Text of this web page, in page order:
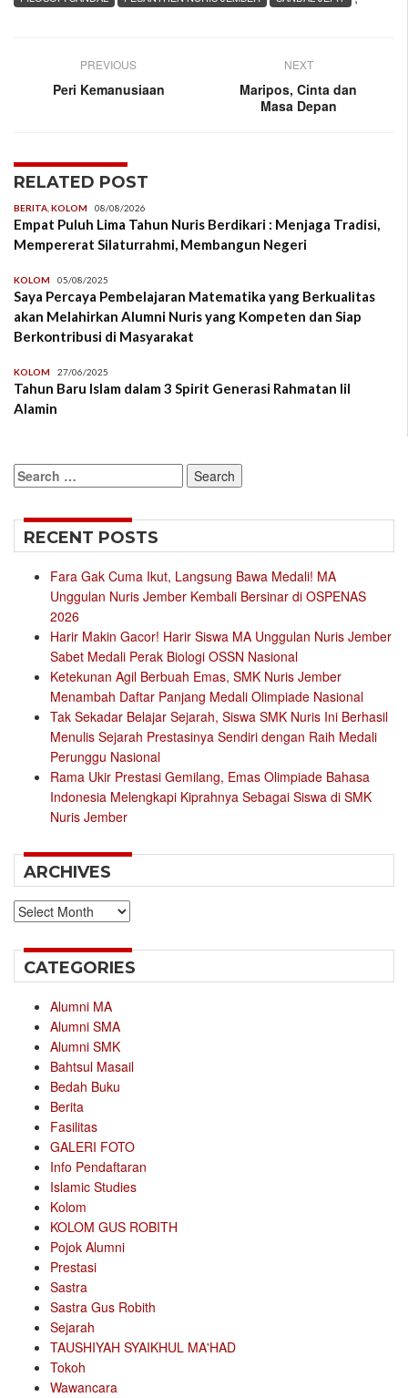
PREVIOUS
Peri Kemanusiaan
NEXT
Maripos, Cinta dan
Masa Depan
RELATED POST
BERITA KOLOM 08/08/2026
Empat Puluh Lima Tahun Nuris Berdikari : Menjaga Tradisi,
Mempererat Silaturrahmi, Membangun Negeri
KOLOM 05/08/2025
Saya Percaya Pembelajaran Matematika yang Berkualitas
akan Melahirkan Alumni Nuris yang Kompeten dan Siap
Berkontribusi di Masyarakat
KOLOM 27/06/2025
Tahun Baru Islam dalam 3 Spirit Generasi Rahmatan lil
Alamin
Search
for:
RECENT POSTS
Fara Gak Cuma Ikut, Langsung Bawa Medali! MA
Unggulan Nuris Jember Kembali Bersinar di OSPENAS
2026
Harir Makin Gacor! Harir Siswa MA Unggulan Nuris Jember
Sabet Medali Perak Biologi OSSN Nasional
Ketekunan Agil Berbuah Emas, SMK Nuris Jember
Menambah Daftar Panjang Medali Olimpiade Nasional
Tak Sekadar Belajar Sejarah, Siswa SMK Nuris Ini Berhasil
Menulis Sejarah Prestasinya Sendiri dengan Raih Medali
Perunggu Nasional
Rama Ukir Prestasi Gemilang, Emas Olimpiade Bahasa
Indonesia Melengkapi Kiprahnya Sebagai Siswa di SMK
Nuris Jember
ARCHIVES
Archives
CATEGORIES
Alumni MA
Alumni SMA
Alumni SMK
Bahtsul Masail
Bedah Buku
Berita
Fasilitas
GALERI FOTO
Info Pendaftaran
Islamic Studies
Kolom
KOLOM GUS ROBITH
Pojok Alumni
Prestasi
Sastra
Sastra Gus Robith
Sejarah
TAUSHIYAH SYAIKHUL MA'HAD
Tokoh
Wawancara